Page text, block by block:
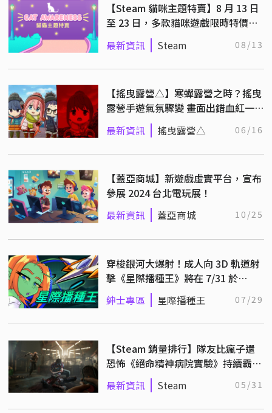
【Steam 貓咪主題特賣】8 月 13 日
至 23 日，多款貓咪遊戲限時特價，
身為貓奴必買！
最新資訊 Steam 08/13
【搖曳露營△】寒蟬露營之時？搖曳
露營手遊氣氛驟變 畫面出錯血紅一
片！
最新資訊 搖曳露營△ 06/16
【蓋亞商城】新遊戲虛實平台，宣布
參展 2024 台北電玩展！
最新資訊 蓋亞商城 10/25
穿梭銀河大爆射！成人向 3D 軌道射
擊《星際播種王》將在 7/31 於
Steam 正式推出！
紳士專區 星際播種王 07/29
【Steam 銷量排行】隊友比瘋子還
恐怖《絕命精神病院實驗》持續霸榜
（5/23~5/30）
最新資訊 Steam 05/31